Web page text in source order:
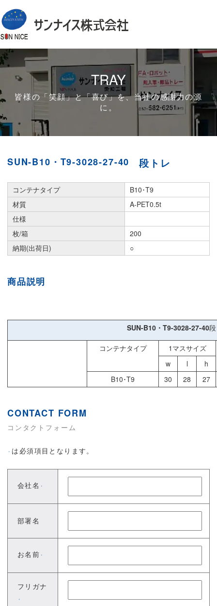
TRAY
皆様の「笑顔」と「喜び」を、当社の感謝力の源
に。
SUN-B10・T9-3028-27-40 段トレ
コンテナタイプ
B10･T9
材質
A-PET0.5t
仕様
枚/箱
200
納期(出荷日)
○
商品説明
SUN-B10・T9-3028-27-40
コンテナタイプ
1マスサイズ
w
l
h
B10･T9
30 28 27
CONTACT FORM
コンタクトフォーム
※ は必須項目となります。
会社名 ※
部署名
お名前 ※
フリガナ
※